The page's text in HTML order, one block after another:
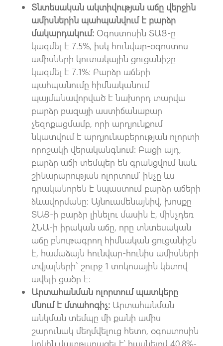
Տնտեսական ակտիվության աճը վերջին
ամիսներին պահպանվում է բարձր
մակարդակում։ Օգոստոսին ՏԱՑ-ը
կազմել է 7.5%, իսկ հունվար-օգոստոս
ամիսների կուտակային ցուցանիշը
կազմել է 7.1%։ Բարձր աճերի
պահպանումը հիմնականում
պայմանավորված է նախորդ տարվա
բարձր բազայի աստիճանաբար
չեզոքացմամբ, որի արդյունքում
նկատվում է արդյունաբերության ոլորտի
որոշակի վերականգնում։ Բացի այդ,
բարձր աճի տեմպեր են գրանցվում նաև
շինարարության ոլորտում՝ ինչը ևս
դրականորեն է նպաստում բարձր աճերի
ձևավորմանը։ Այնուամենայնիվ, խոսքը
ՏԱՑ-ի բարձր լինելու մասին է, մինչդեռ
ՀՆԱ-ի իրական աճը, որը տնտեսական
աճը բնութագրող հիմնական ցուցանիշն
է, համաձայն հունվար-հունիս ամիսների
տվյալների` շուրջ 1 տոկոսային կետով
ավելի ցածր է։
Արտահանման ոլորտում պատկերը
մնում է մտահոգիչ։Արտահանման
անկման տեմպը մի քանի ամիս
շարունակ մեղմվելուց հետո, օգոստոսին
կրկին վատթարացել է՝ հասնելով 40.8%-